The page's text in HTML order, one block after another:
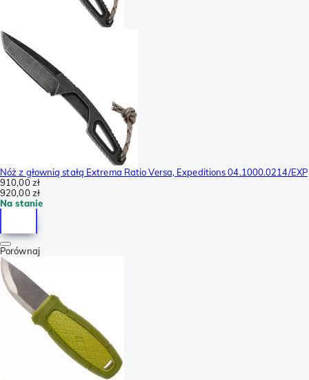
Nóż z głownią stałą Extrema Ratio Versa, Expeditions 04.1000.0214/EXP
910,00 zł
920,00 zł
Na stanie
Porównaj